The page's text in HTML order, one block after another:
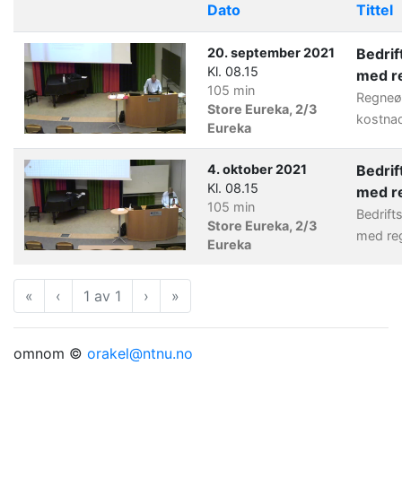
Dato Tittel
20. september 2021
Kl. 08.15
105 min
Store Eureka, 2/3
Eureka
med
4. oktober 2021
Kl. 08.15
105 min
Store Eureka, 2/3
Eureka
med
med
« Første
‹ Forrige
1 av 1 › Neste
»
omnom © orakel@ntnu.no